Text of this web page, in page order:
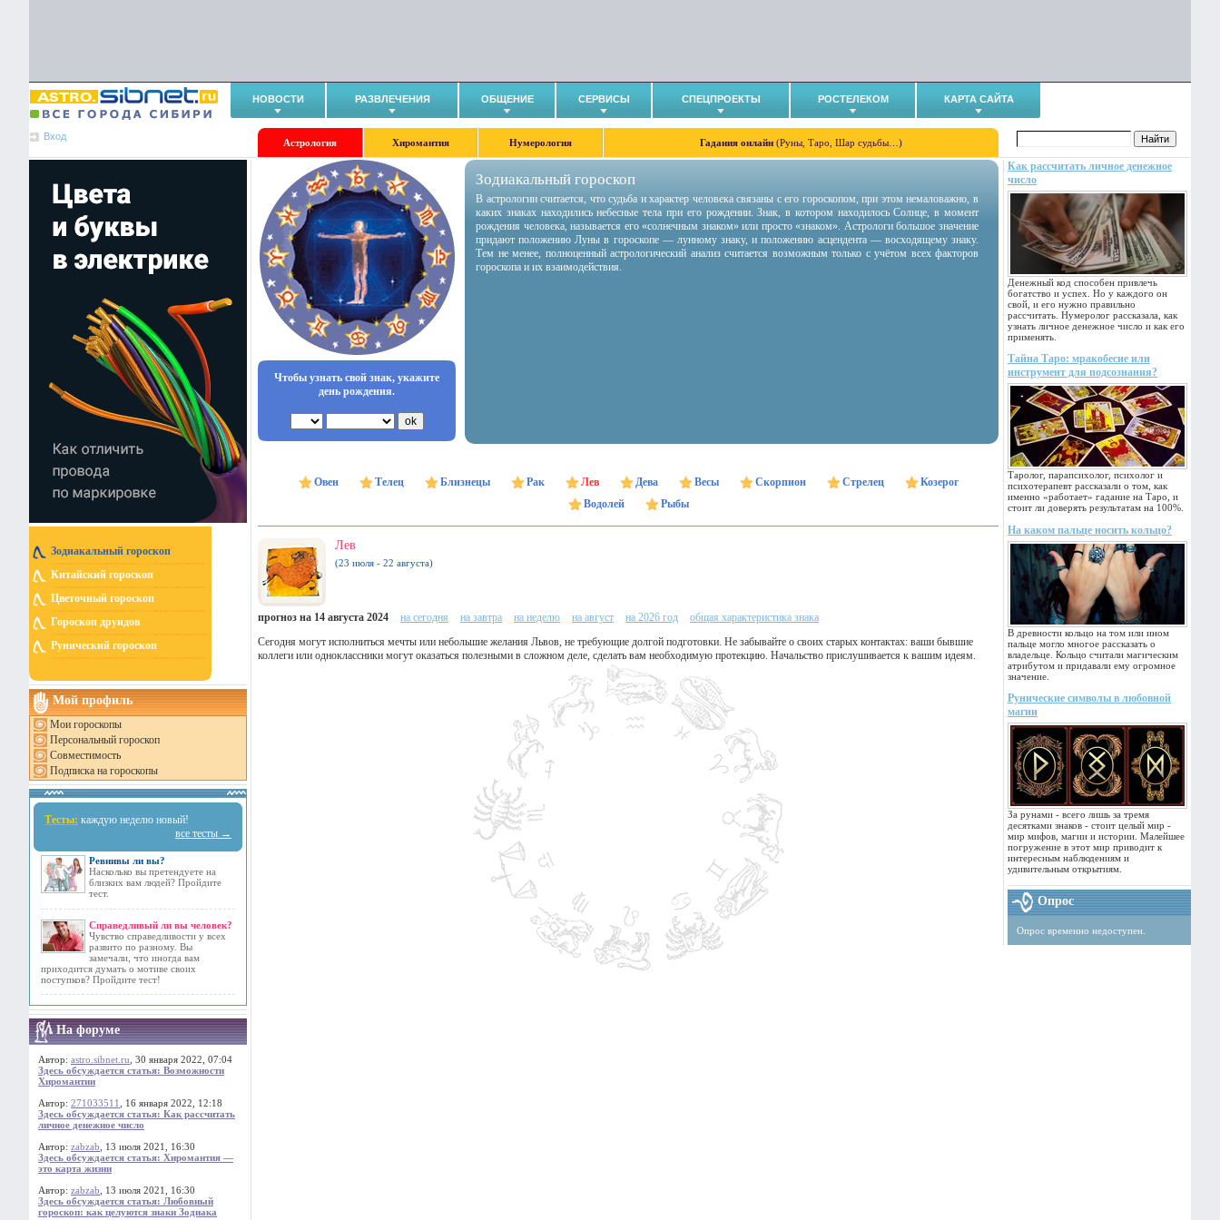
НОВОСТИ РАЗВЛЕЧЕНИЯ ОБЩЕНИЕ СЕРВИСЫ СПЕЦПРОЕКТЫ РОСТЕЛЕКОМ КАРТА САЙТА
Вход
Астрология Хиромантия Нумерология Гадания онлайн (Руны, Таро, Шар судьбы…)
Зодиакальный гороскоп
Китайский гороскоп
Цветочный гороскоп
Гороскоп друидов
Рунический гороскоп
Мой профиль
Мои гороскопы
Персональный гороскоп
Совместимость
Подписка на гороскопы
Тесты: каждую неделю новый!
все тесты →
Ревнивы ли вы?
Насколько вы претендуете на
близких вам людей? Пройдите
тест.
Справедливый ли вы человек?
Чувство справедливости у всех
развито по разному. Вы
замечали, что иногда вам
приходится думать о мотиве своих
поступков? Пройдите тест!
На форуме
Автор: astro.sibnet.ru , 30 января 2022, 07:04
Здесь обсуждается статья: Возможности
Хиромантии
Автор: 271033511
, 16 января 2022, 12:18
Здесь обсуждается статья: Как рассчитать
личное денежное число
Автор: zabzab , 13 июля 2021, 16:30
Здесь обсуждается статья: Хиромантия —
это карта жизни
Автор: zabzab , 13 июля 2021, 16:30
Здесь обсуждается статья: Любовный
гороскоп: как целуются знаки Зодиака
Как рассчитать личное денежное
число
Денежный код способен привлечь
богатство и успех. Но у каждого он
свой, и его нужно правильно
рассчитать. Нумеролог рассказала, как
узнать личное денежное число и как его
применять.
Тайна Таро: мракобесие или
инструмент для подсознания?
Таролог, парапсихолог, психолог и
психотерапевт рассказали о том, как
именно «работает» гадание на Таро, и
стоит ли доверять результатам на 100%.
На каком пальце носить кольцо?
В древности кольцо на том или ином
пальце могло многое рассказать о
владельце. Кольцо считали магическим
атрибутом и придавали ему огромное
значение.
Рунические символы в любовной
магии
За рунами - всего лишь за тремя
десятками знаков - стоит целый мир -
мир мифов, магии и истории. Малейшее
погружение в этот мир приводит к
интересным наблюдениям и
удивительным открытиям.
Опрос
Опрос временно недоступен.
Чтобы узнать свой знак, укажите
день рождения.
Зодиакальный гороскоп
В астрологии считается, что судьба и характер человека связаны с его гороскопом, при этом немаловажно, в
каких знаках находились небесные тела при его рождении. Знак, в котором находилось Солнце, в момент
рождения человека, называется его «солнечным знаком» или просто «знаком». Астрологи большое значение
придают положению Луны в гороскопе — лунному знаку, и положению асцендента — восходящему знаку.
Тем не менее, полноценный астрологический анализ считается возможным только с учётом всех факторов
гороскопа и их взаимодействия.
Овен Телец Близнецы Рак Лев Дева Весы Скорпион Стрелец
Козерог
Водолей
Рыбы
Лев
(23 июля - 22 августа)
прогноз на 14 августа 2024 на сегодня на завтра на неделю на август на 2026 год
общая характеристика знака
Сегодня могут исполниться мечты или небольшие желания Львов, не требующие долгой подготовки. Не забывайте о своих старых контактах: ваши бывшие
коллеги или одноклассники могут оказаться полезными в сложном деле, сделать вам необходимую протекцию. Начальство прислушивается к вашим идеям.